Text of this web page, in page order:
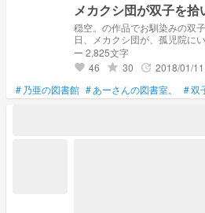
メカクシ団が双子を拾
穏空。の作品でお馴染みの双子
日、メカクシ団が、孤児院に
か心を開かないが、次第に打
子に悲劇が...！？ 穏空×乃亜 初めてのコラボ小説！ 穏空の方で
は亜弥said 乃亜の方では乃亜
せて読んでくださいね～😉✨
ー 2,825文字
favorite 46 grade 30 update 2018/01/11
# 乃亜の図書館 #あーさんの図書室。 #双